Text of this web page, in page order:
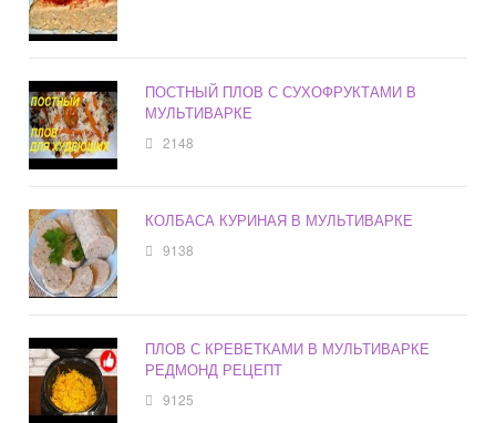
ПОСТНЫЙ ПЛОВ С СУХОФРУКТАМИ В
МУЛЬТИВАРКЕ
2148
КОЛБАСА КУРИНАЯ В МУЛЬТИВАРКЕ
9138
ПЛОВ С КРЕВЕТКАМИ В МУЛЬТИВАРКЕ
РЕДМОНД РЕЦЕПТ
9125